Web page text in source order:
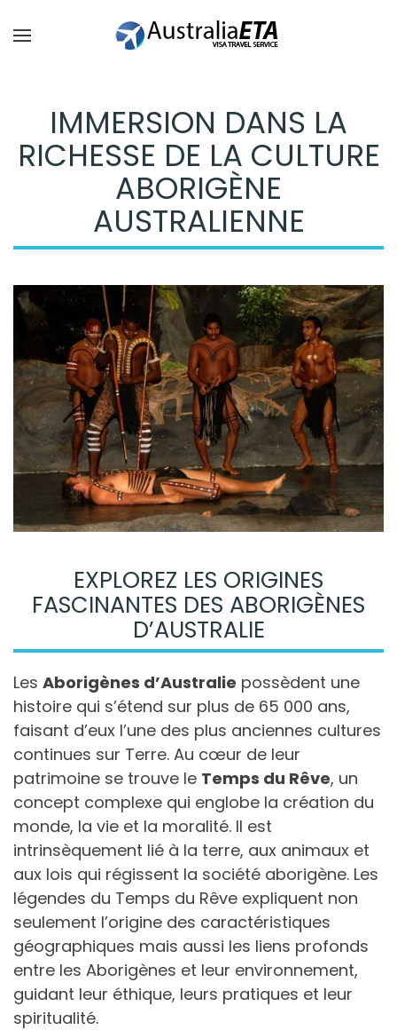
IMMERSION DANS LA
RICHESSE DE LA CULTURE
ABORIGÈNE
AUSTRALIENNE
EXPLOREZ LES ORIGINES
FASCINANTES DES ABORIGÈNES
D’AUSTRALIE
Les Aborigènes d’Australie possèdent une
histoire qui s’étend sur plus de 65 000 ans,
faisant d’eux l’une des plus anciennes cultures
continues sur Terre. Au cœur de leur
patrimoine se trouve le Temps du Rêve, un
concept complexe qui englobe la création du
monde, la vie et la moralité. Il est
intrinsèquement lié à la terre, aux animaux et
aux lois qui régissent la société aborigène. Les
légendes du Temps du Rêve expliquent non
seulement l’origine des caractéristiques
géographiques mais aussi les liens profonds
entre les Aborigènes et leur environnement,
guidant leur éthique, leurs pratiques et leur
spiritualité.